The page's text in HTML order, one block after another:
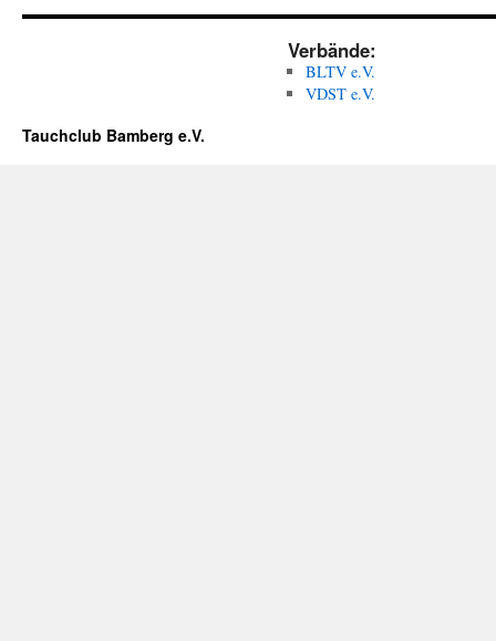
Verbände:
BLTV e.V.
VDST e.V.
Tauchclub Bamberg e.V.